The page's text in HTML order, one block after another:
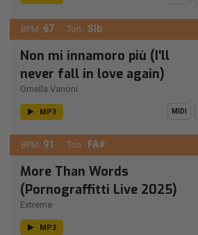
BPM: 67 Ton.: SIb
Non mi innamoro più (I'll
never fall in love again)
Ornella Vanoni
MP3 MIDI
BPM: 91 Ton.: FA#
More Than Words
(Pornograffitti Live 2025)
Extreme
MP3